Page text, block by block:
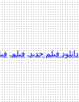
دانلود فیلم جدید,فیلم,